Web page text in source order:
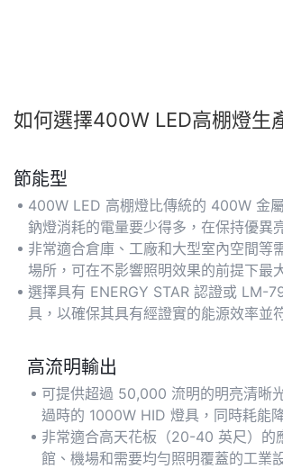
如何選擇400W LED高棚燈生
節能型
400W LED 高棚燈比傳統的 400W 金
鈉燈消耗的電量要少得多，在保持優異
低高達 60% 的能源成本。
非常適合倉庫、工廠和大型室內空間等
場所，可在不影響照明效果的前提下最
費。
選擇具有 ENERGY STAR 認證或 LM-
具，以確保其具有經證實的能源效率並
高流明輸出
可提供超過 50,000 流明的明亮清晰
過時的 1000W HID 燈具，同時耗能
非常適合高天花板（20-40 英尺）的
館、機場和需要均勻照明覆蓋的工業